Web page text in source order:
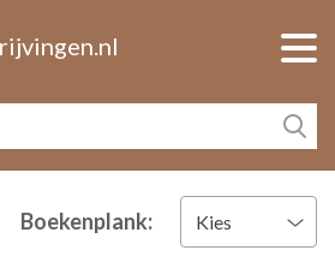
Boekenplank: Kies